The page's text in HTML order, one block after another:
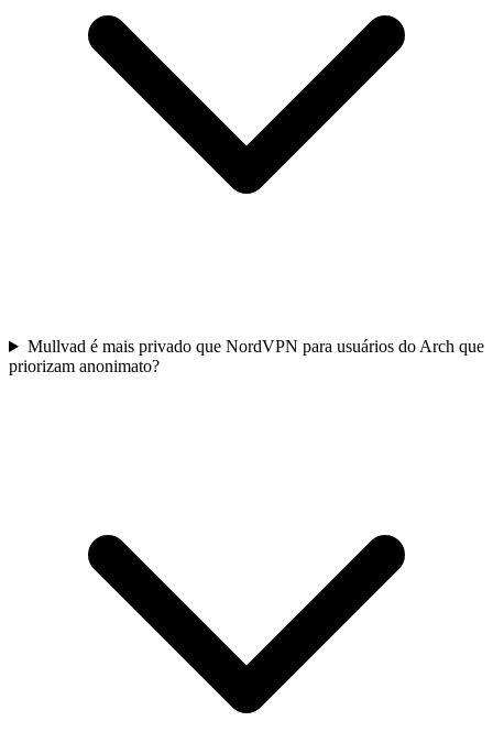
Mullvad é mais privado que NordVPN para usuários do Arch que
priorizam anonimato?